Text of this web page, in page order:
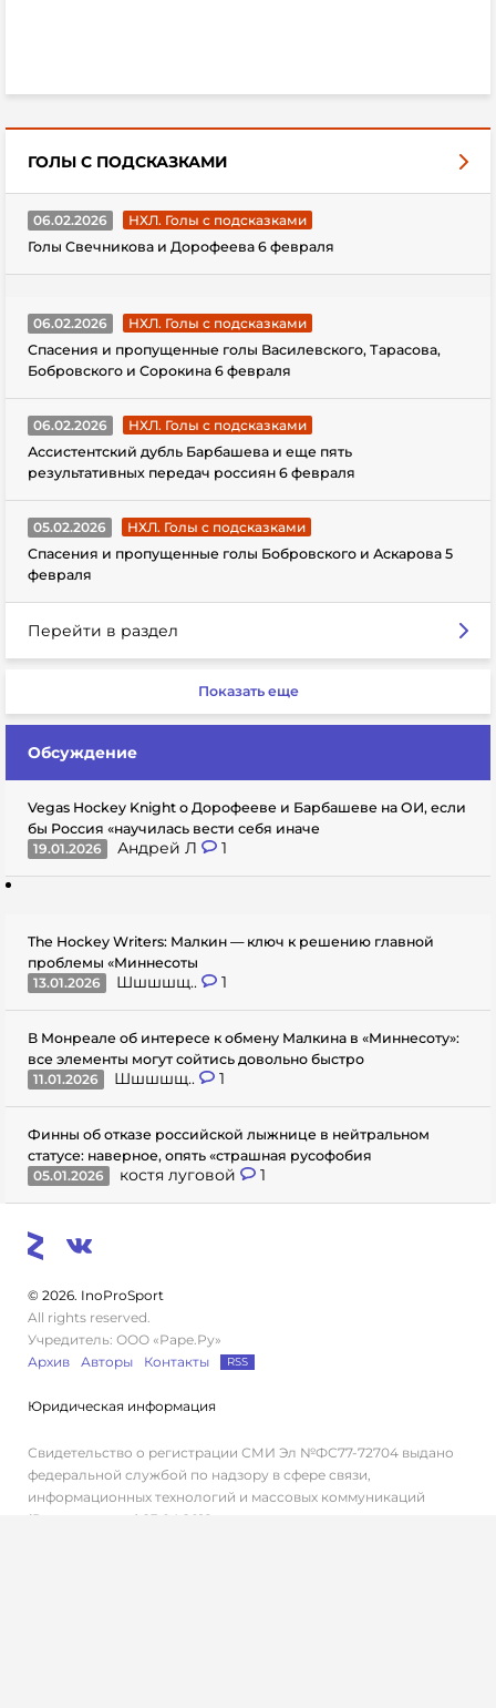
ГОЛЫ С ПОДСКАЗКАМИ
06.02.2026
НХЛ. Голы с подсказками
Голы Свечникова и Дорофеева 6 февраля
06.02.2026
НХЛ. Голы с подсказками
Спасения и пропущенные голы Василевского, Тарасова,
Бобровского и Сорокина 6 февраля
06.02.2026
НХЛ. Голы с подсказками
Ассистентский дубль Барбашева и еще пять
результативных передач россиян 6 февраля
05.02.2026
НХЛ. Голы с подсказками
Спасения и пропущенные голы Бобровского и Аскарова 5
февраля
Перейти в раздел
Показать еще
Обсуждение
Vegas Hockey Knight о Дорофееве и Барбашеве на ОИ, если
бы Россия «научилась вести себя иначе
19.01.2026
Андрей Л 1
The Hockey Writers: Малкин — ключ к решению главной
проблемы «Миннесоты
13.01.2026
Шшшшщ.. 1
В Монреале об интересе к обмену Малкина в «Миннесоту»:
все элементы могут сойтись довольно быстро
11.01.2026
Шшшшщ.. 1
Финны об отказе российской лыжнице в нейтральном
статусе: наверное, опять «страшная русофобия
05.01.2026
костя луговой 1
© 2026. InoProSport
All rights reserved.
Учредитель: ООО «Раре.Ру»
Архив
Авторы Контакты RSS
Юридическая информация
Свидетельство о регистрации СМИ Эл №ФС77-72704 выдано
федеральной службой по надзору в сфере связи,
информационных технологий и массовых коммуникаций
(Роскомнадзор) 23.04.2018 г.